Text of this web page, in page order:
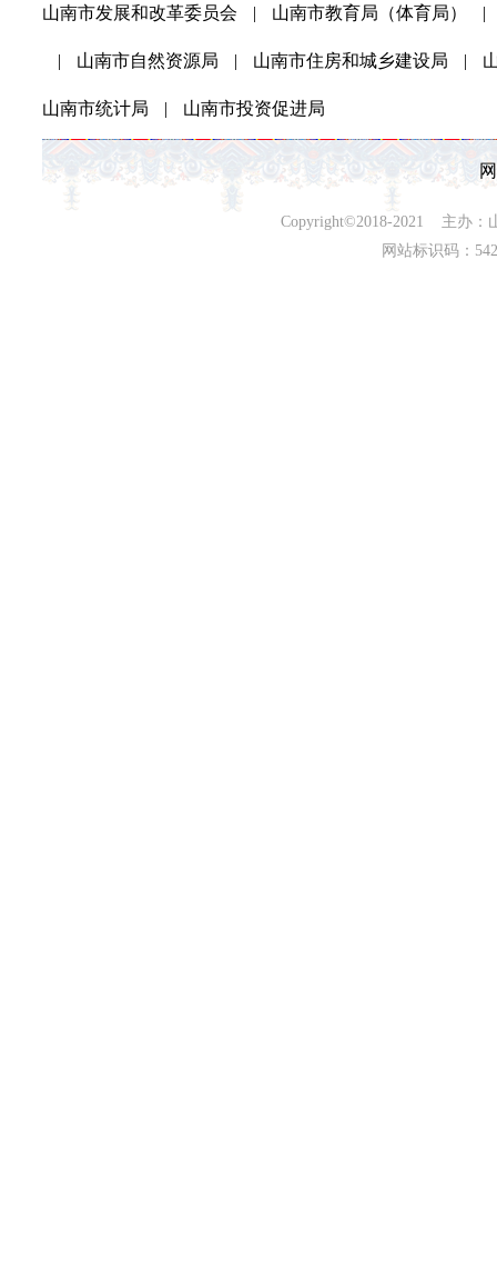
山南市发展和改革委员会 | 山南市教育局（体育局） |
| 山南市自然资源局 | 山南市住房和城乡建设局 |
山南市统计局 | 山南市投资促进局
Copyright©2018-2021 主办：
网站标识码：